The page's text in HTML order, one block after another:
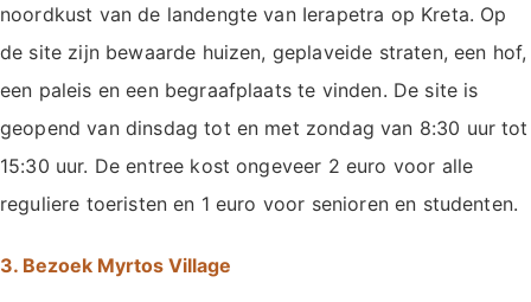
noordkust van de landengte van Ierapetra op Kreta. Op
de site zijn bewaarde huizen, geplaveide straten, een hof,
een paleis en een begraafplaats te vinden. De site is
geopend van dinsdag tot en met zondag van 8:30 uur tot
15:30 uur. De entree kost ongeveer 2 euro voor alle
reguliere toeristen en 1 euro voor senioren en studenten.
3. Bezoek Myrtos Village